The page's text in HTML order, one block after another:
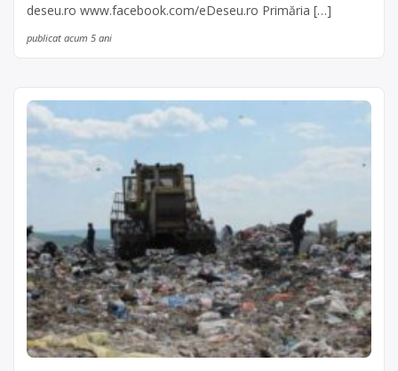
deseu.ro www.facebook.com/eDeseu.ro Primăria […]
publicat acum 5 ani